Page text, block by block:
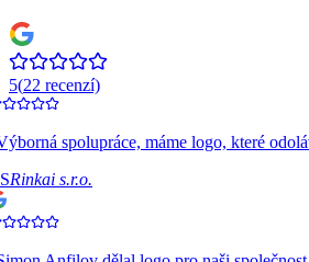
5(22 recenzí)
spolupráce, máme logo, které
Rinkai s.r.o.